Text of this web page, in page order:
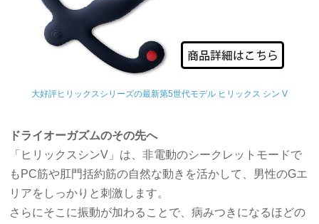
大好評ヒリックスシリーズの最新第5世代モデル ヒリックス シン V
ドライオーガズムのその先へ
「ヒリックスシンV」は、非電動のシークレットモードで
もPC筋や肛門括約筋の自然な動きを活かして、男性のGエ
リアをしっかりと刺激します。
さらにそこに振動が加わることで、病みつきになるほどの